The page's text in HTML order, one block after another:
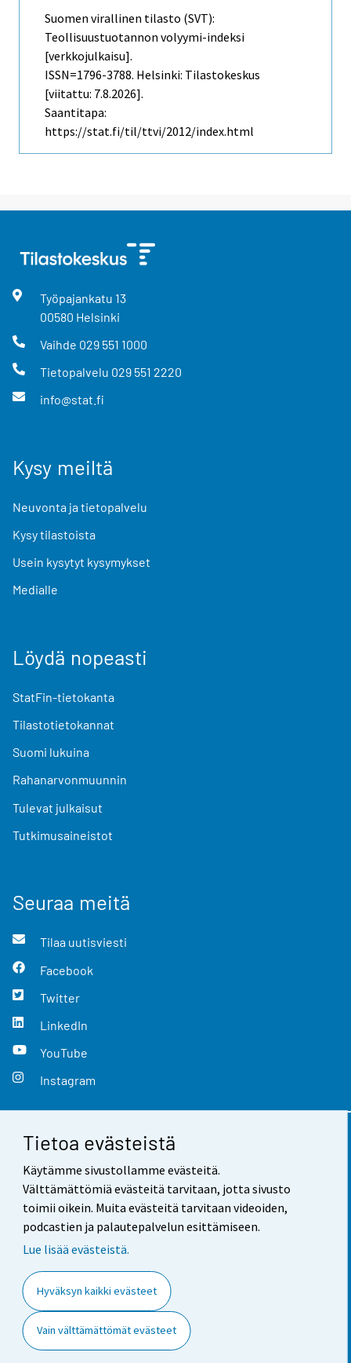
Tietoa evästeistä
Käytämme sivustollamme evästeitä.
Välttämättömiä evästeitä tarvitaan, jotta sivusto
toimii oikein. Muita evästeitä tarvitaan videoiden,
podcastien ja palautepalvelun esittämiseen.
Lue lisää evästeistä.
Hyväksyn kaikki evästeet
Vain välttämättömät evästeet
Suomen virallinen tilasto (SVT):
Teollisuustuotannon volyymi-indeksi
[verkkojulkaisu].
ISSN=1796-3788. Helsinki: Tilastokeskus
[viitattu: 7.8.2026].
Saantitapa:
https://stat.fi/til/ttvi/2012/index.html
Työpajankatu 13
00580 Helsinki
Vaihde 029 551 1000
Tietopalvelu 029 551 2220
info@stat.fi
Kysy meiltä
Neuvonta ja tietopalvelu
Kysy tilastoista
Usein kysytyt kysymykset
Medialle
Löydä nopeasti
StatFin-tietokanta
Tilastotietokannat
Suomi lukuina
Rahanarvonmuunnin
Tulevat julkaisut
Tutkimusaineistot
Seuraa meitä
Tilaa uutisviesti
Facebook
Twitter
LinkedIn
YouTube
Instagram
Yhteystiedot
Palaute
Käyttöehdot
Saavutettavuus
Tietoa sivustosta
Evästeasetukset